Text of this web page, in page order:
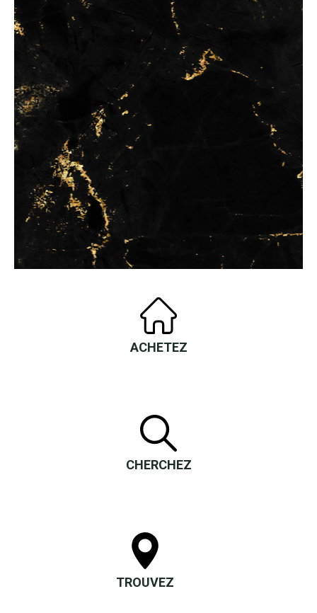
ACHETEZ
CHERCHEZ
TROUVEZ